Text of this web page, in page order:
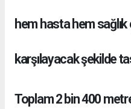
hem hasta hem sağlık
karşılayacak şekilde
Toplam 2 bin 400